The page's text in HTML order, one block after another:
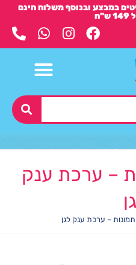
מיגוון פריטים במבצע ובנוסף משלוח חינם
– ערכת ענק
– ערכת ענק לגן